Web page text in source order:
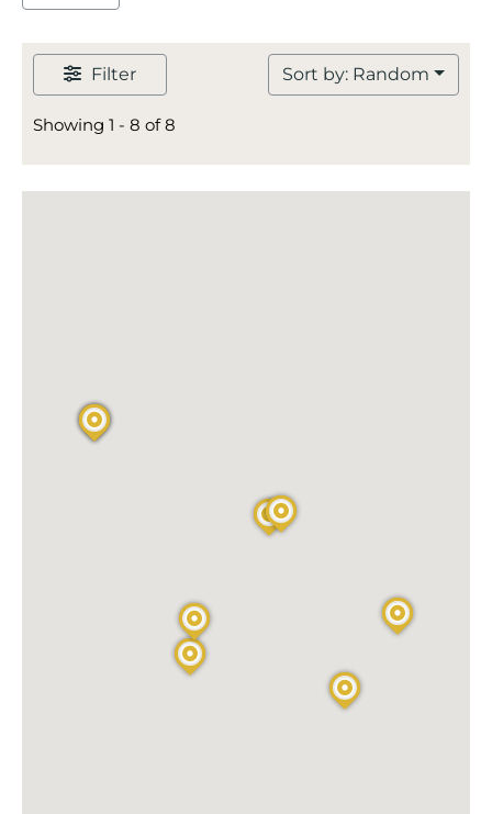
Filter
Showing 1 - 8 of 8
Sort by: Random